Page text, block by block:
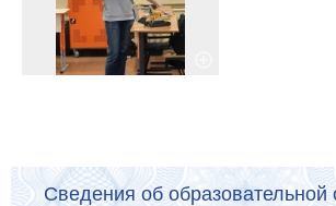
Сведения об образовательной